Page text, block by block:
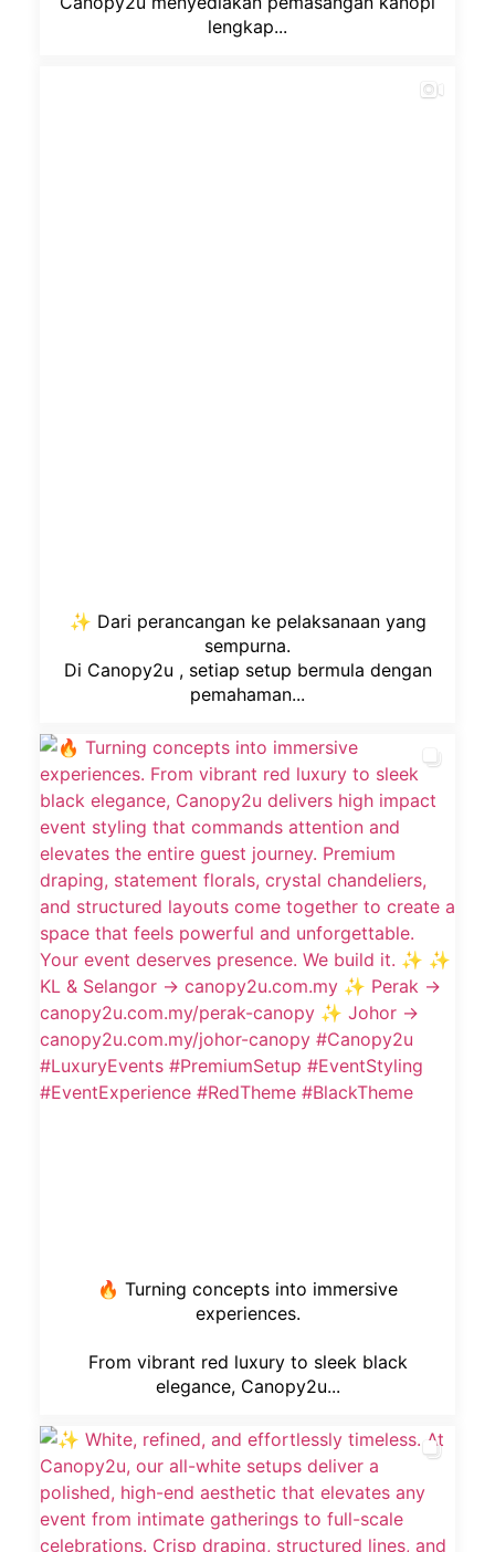
lengkap...
✨ Dari perancangan ke pelaksanaan yang
sempurna.
Di Canopy2u , setiap setup bermula dengan
pemahaman...
🔥 Turning concepts into immersive
experiences.
From vibrant red luxury to sleek black
elegance, Canopy2u...